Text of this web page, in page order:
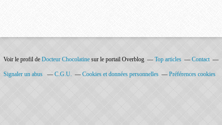
Voir le profil de Docteur Chocolatine sur le portail Overblog Top articles Contact
Signaler un abus C.G.U. Cookies et données personnelles Préférences cookies